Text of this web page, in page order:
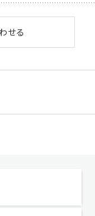
せる